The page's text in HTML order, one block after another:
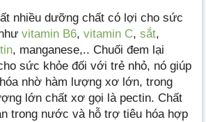
nhiều dưỡng chất có lợi cho sức
vitamin B6, vitamin C, sắt,
, manganese,.. Chuối đem lại
sức khỏe đối với trẻ nhỏ, nó giúp
nhờ hàm lượng xơ lớn, trong
lớn chất xơ gọi là pectin. Chất
trong nước và hỗ trợ tiêu hóa hợp